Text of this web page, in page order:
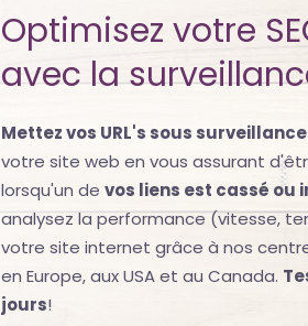
de
site
web
et
de
services
internet-
Optimisez votre
avec la
Mettez vos URL's sous
votre site web en vous assurant
lorsqu'un de vos liens est cassé ou
analysez la performance (vitesse,
votre site internet grâce à nos
en Europe, aux USA et au Canada.
jours!